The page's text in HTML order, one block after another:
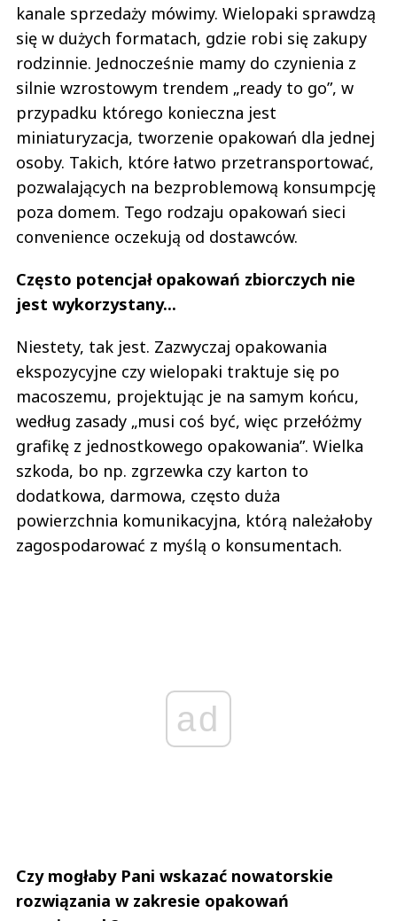
kanale sprzedaży mówimy. Wielopaki sprawdzą
się w dużych formatach, gdzie robi się zakupy
rodzinnie. Jednocześnie mamy do czynienia z
silnie wzrostowym trendem „ready to go”, w
przypadku którego konieczna jest
miniaturyzacja, tworzenie opakowań dla jednej
osoby. Takich, które łatwo przetransportować,
pozwalających na bezproblemową konsumpcję
poza domem. Tego rodzaju opakowań sieci
convenience oczekują od dostawców.
Często potencjał opakowań zbiorczych nie
jest wykorzystany...
Niestety, tak jest. Zazwyczaj opakowania
ekspozycyjne czy wielopaki traktuje się po
macoszemu, projektując je na samym końcu,
według zasady „musi coś być, więc przełóżmy
grafikę z jednostkowego opakowania”. Wielka
szkoda, bo np. zgrzewka czy karton to
dodatkowa, darmowa, często duża
powierzchnia komunikacyjna, którą należałoby
zagospodarować z myślą o konsumentach.
ad
Czy mogłaby Pani wskazać nowatorskie
rozwiązania w zakresie opakowań